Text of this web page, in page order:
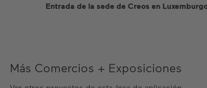
Entrada de la sede de Creos en
Más Comercios + Exposiciones